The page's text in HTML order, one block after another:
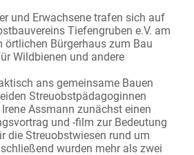
und Erwachsene trafen sich auf
Tiefengruben e.V. am
örtlichen Bürgerhaus zum Bau
Wildbienen und andere
ans gemeinsame Bauen
Streuobstpädagoginnen
Assmann zunächst einen
und -film zur Bedeutung
die Streuobstwiesen rund um
wurden mehr als zwei